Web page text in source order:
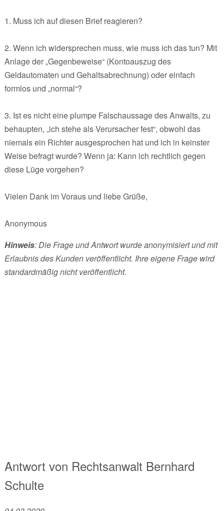
1. Muss ich auf diesen Brief reagieren?
2. Wenn ich widersprechen muss, wie muss ich das tun? Mit
Anlage der „Gegenbeweise“ (Kontoauszug des
Geldautomaten und Gehaltsabrechnung) oder einfach
formlos und „normal“?
3. Ist es nicht eine plumpe Falschaussage des Anwalts, zu
behaupten, „ich stehe als Verursacher fest“, obwohl das
niemals ein Richter ausgesprochen hat und ich in keinster
Weise befragt wurde? Wenn ja: Kann ich rechtlich gegen
diese Lüge vorgehen?
Vielen Dank im Voraus und liebe Grüße,
Anonymous
Hinweis: Die Frage und Antwort wurde anonymisiert und mit
Erlaubnis des Kunden veröffentlicht. Ihre eigene Frage wird
standardmäßig nicht veröffentlicht.
Antwort von Rechtsanwalt Bernhard
Schulte